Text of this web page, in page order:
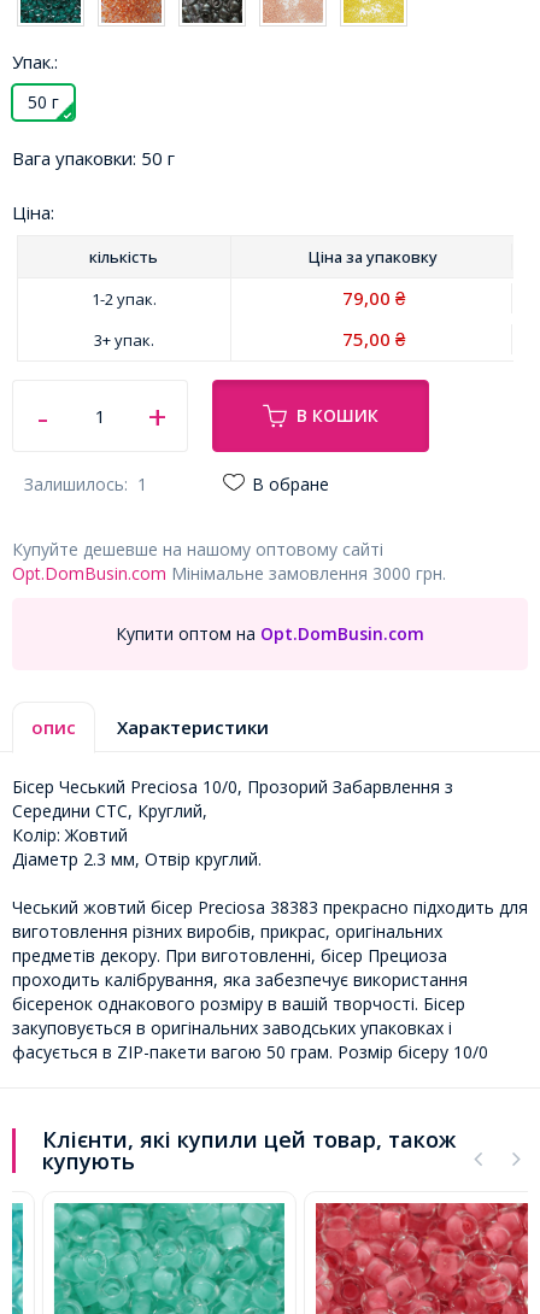
Упак.:
50 г
Вага упаковки: 50 г
Ціна:
кількість Ціна заупаковку
1-2 упак.
79,00 ₴
3+ упак. 75,00 ₴
В КОШИК
Залишилось: 1 В обране
Купуйте дешевше на нашому оптовому сайті
Opt.DomBusin.com Мінімальне замовлення 3000 грн.
Купити оптом на Opt.DomBusin.com
опис Характеристики
Бісер Чеський Preciosa 10/0, Прозорий Забарвлення з
Середини CTC, Круглий,
Колір: Жовтий
Діаметр 2.3 мм, Отвір круглий.
Чеський жовтий бісер Preciosa 38383 прекрасно підходить для
виготовлення різних виробів, прикрас, оригінальних
предметів декору. При виготовленні, бісер Прециоза
проходить калібрування, яка забезпечує використання
бісеренок однакового розміру в вашій творчості. Бісер
закуповується в оригінальних заводських упаковках і
фасується в ZIP-пакети вагою 50 грам. Розмір бісеру 10/0
Клієнти, які купили цей товар, також
купують